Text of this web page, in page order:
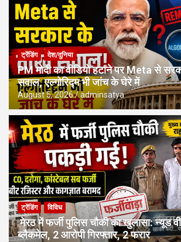
ट्रेंडिंग देश/दुनिया
PM मोदी का वीडियो हटाने पर Meta से
सवाल, एल्गोरिद्म भी जांच के घेरे में
August 5, 2026 adminsatya
ट्रेंडिंग विविध
मेरठ में फर्जी पुलिस चौकी का खुलासा: न्यूड
ब्लैकमेल, 2 आरोपी गिरफ्तार, 2 फरार